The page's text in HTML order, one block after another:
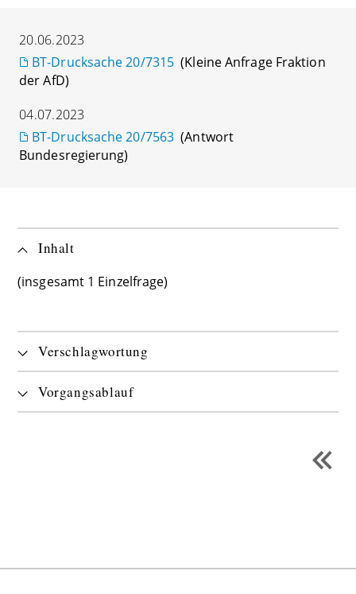
20.06.2023
BT-Drucksache 20/7315 (Kleine Anfrage Fraktion
der AfD)
04.07.2023
BT-Drucksache 20/7563 (Antwort
Bundesregierung)
Inhalt
(insgesamt 1 Einzelfrage)
Verschlagwortung
Vorgangsablauf